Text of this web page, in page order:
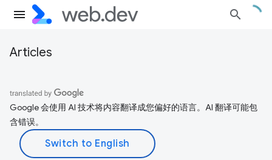
Articles
Google 会使用 AI 技术将内容翻译成您偏好的语言。AI 翻译可能包
含错误。